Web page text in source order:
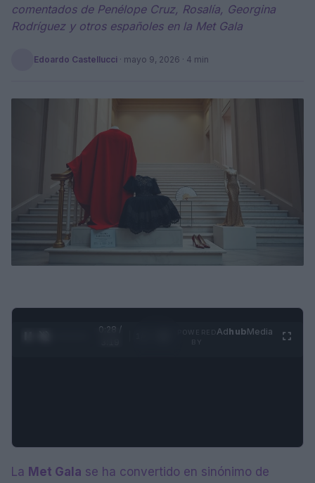
comentados de Penélope Cruz, Rosalía, Georgina
Rodríguez y otros españoles en la Met Gala
Edoardo Castellucci · mayo 9, 2026 · 4 min
0:29 /
AdhubMedia
La Met Gala se ha convertido en sinónimo de